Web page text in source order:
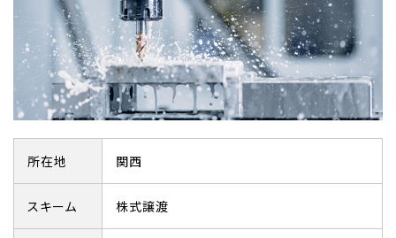
所在地 関西
スキーム 株式譲渡